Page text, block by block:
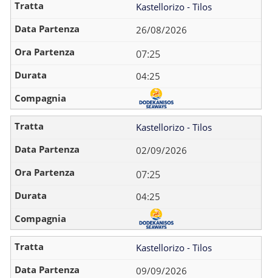
Kastellorizo - Tilos
26/08/2026
07:25
04:25
Kastellorizo - Tilos
02/09/2026
07:25
04:25
Kastellorizo - Tilos
09/09/2026